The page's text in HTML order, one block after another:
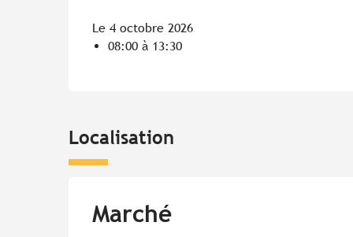
Le 4 octobre 2026
08:00 à 13:30
Localisation
Marché